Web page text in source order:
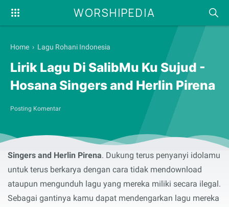
WORSHIPEDIA
Home › Lagu Rohani Indonesia
Lirik Lagu Di SalibMu Ku Sujud -
Hosana Singers and Herlin Pirena
Posting Komentar
Syalom, selamat membaca serta menyanyikan lirik lagu
rohani
Di SalibMu Ku Sujudyang dibawakan olehHosana
Singers and Herlin Pirena. Dukung terus penyanyi idolamu
untuk terus berkarya dengan cara tidak mendownload
ataupun mengunduh lagu yang mereka miliki secara ilegal.
Sebagai gantinya kamu dapat mendengarkan lagu mereka